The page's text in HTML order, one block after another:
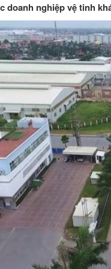
doanh nghiệp vệ tinh